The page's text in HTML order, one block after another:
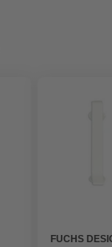
FUCHS